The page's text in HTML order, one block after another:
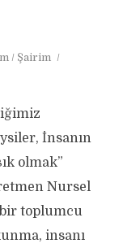
/ Şairim
İnsanın
olmak”
Nursel
bir toplumcu
insanı